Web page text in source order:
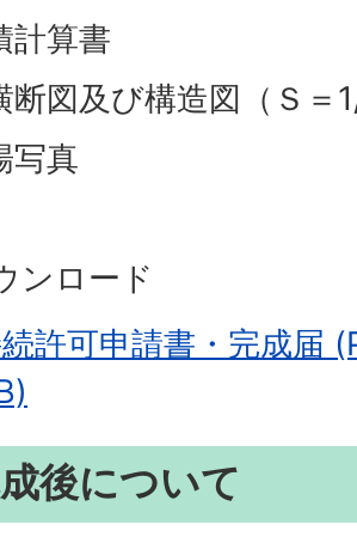
算書
図及び構造図（Ｓ＝
真
ンロード
許可申請書・完成届
後について